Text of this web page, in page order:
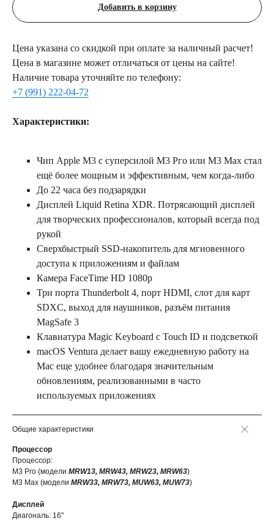
Добавить в корзину
Цена указана со скидкой при оплате за наличный расчет!
Цена в магазине может отличаться от цены на сайте!
Наличие товара уточняйте по телефону:
+7 (991) 222-04-72
Характеристики:
Чип Аррlе М3 с суперсилой М3 Рго или М3 Мах стал
ещё более мощным и эффективным, чем когда-либо
До 22 часа без подзарядки
Дисплей Liquid Retina XDR. Потрясающий дисплей
для творческих профессионалов, который всегда под
рукой
Сверхбыстрый SSD-накопитель для мгновенного
доступа к приложениям и файлам
Камера FасеТimе НD 1080p
Три порта Thunderbolt 4, порт НDМІ, слот для карт
SDXC, выход для наушников, разъём питания
MagSafe 3
Клавиатура Magic Keyboard c Touch ID и подсветкой
macOS Ventura делает вашу ежедневную работу на
Мас еще удобнее благодаря значительным
обновлениям, реализованными в часто
используемых приложениях
Общие характеристики
Процессор
Процессор:
M3 Pro (модели MRW13, MRW43, MRW23, MRW63)
M3 Max (модели MRW33, MRW73, MUW63, MUW73)
Дисплей
Диагональ: 16"